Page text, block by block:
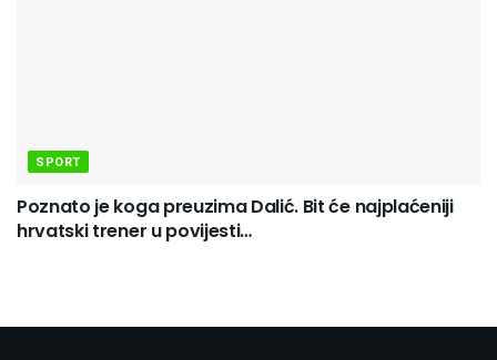
SPORT
Poznato je koga preuzima Dalić. Bit će najplaćeniji
hrvatski trener u povijesti…